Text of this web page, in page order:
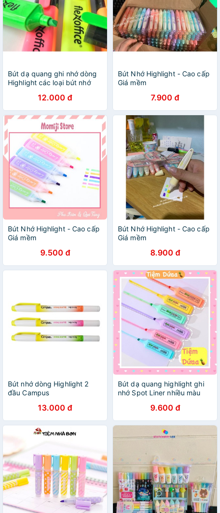
Bút dạ quang ghi nhớ dòng
Highlight các loại bút nhớ
màu dễ thương Binkids
BD01
12.000 đ
Bút Nhớ Highlight - Cao cấp
Giá mềm
7.900 đ
Bút Nhớ Highlight - Cao cấp
Giá mềm
9.500 đ
Bút Nhớ Highlight - Cao cấp
Giá mềm
8.900 đ
Bút nhớ dòng Highlight 2
đầu Campus
13.000 đ
Bút dạ quang highlight ghi
nhớ Spot Liner nhiều màu
9.600 đ